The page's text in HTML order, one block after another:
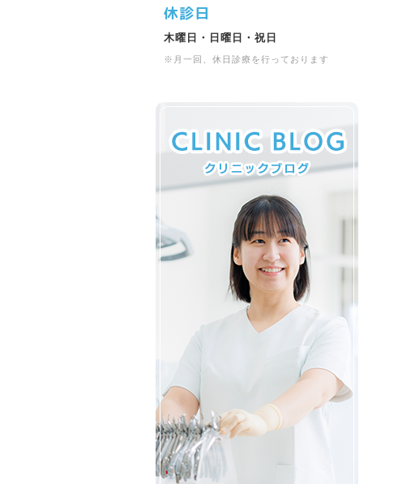
休診日
木曜日・日曜日・祝日
※月一回、休日診療を行っております